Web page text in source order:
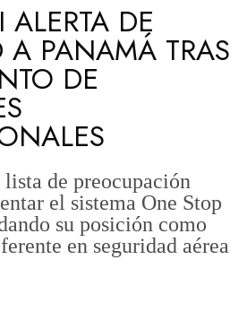
DE
A PANAMÁ TRAS
DE
de preocupación
el sistema One Stop
su posición como
en seguridad aérea